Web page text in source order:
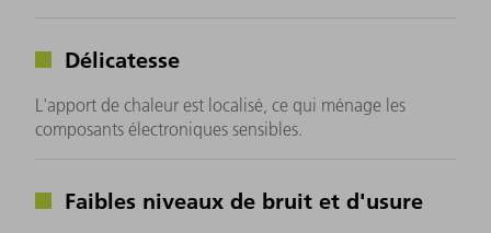
Délicatesse
L'apport de chaleur est localisé, ce qui ménage les
composants électroniques sensibles.
Faibles niveaux de bruit et d'usure